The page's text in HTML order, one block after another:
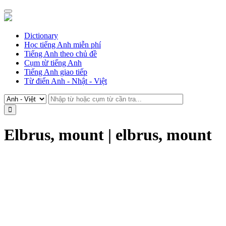
Dictionary
Học tiếng Anh miễn phí
Tiếng Anh theo chủ đề
Cụm từ tiếng Anh
Tiếng Anh giao tiếp
Từ điển Anh - Nhật - Việt
Elbrus, mount | elbrus, mount